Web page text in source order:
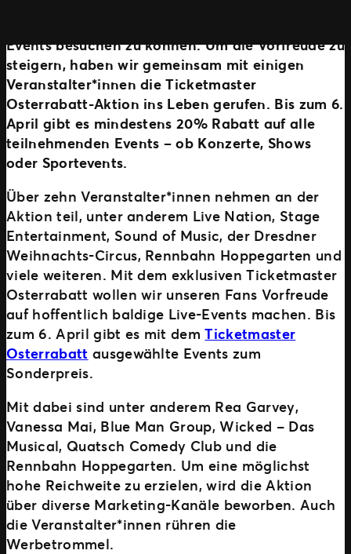
Events besuchen zu können. Um die Vorfreude zu
steigern, haben wir gemeinsam mit einigen
Veranstalter*innen die Ticketmaster
Osterrabatt-Aktion ins Leben gerufen. Bis zum 6.
April gibt es mindestens 20% Rabatt auf alle
teilnehmenden Events – ob Konzerte, Shows
oder Sportevents.
Über zehn Veranstalter*innen nehmen an der
Aktion teil, unter anderem Live Nation, Stage
Entertainment, Sound of Music, der Dresdner
Weihnachts-Circus, Rennbahn Hoppegarten und
viele weiteren. Mit dem exklusiven Ticketmaster
Osterrabatt wollen wir unseren Fans Vorfreude
auf hoffentlich baldige Live-Events machen. Bis
zum 6. April gibt es mit demTicketmaster
Osterrabatt ausgewählte Events zum
Sonderpreis.
Mit dabei sind unter anderem Rea Garvey,
Vanessa Mai, Blue Man Group, Wicked – Das
Musical, Quatsch Comedy Club und die
Rennbahn Hoppegarten. Um eine möglichst
hohe Reichweite zu erzielen, wird die Aktion
über diverse Marketing-Kanäle beworben. Auch
die Veranstalter*innen rühren die
Werbetrommel.